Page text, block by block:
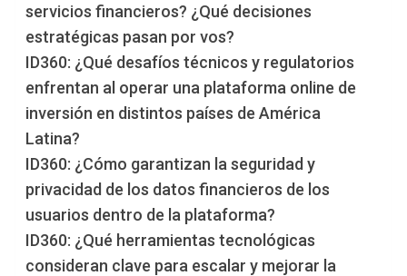
servicios financieros? ¿Qué decisiones
estratégicas pasan por vos?
ID360: ¿Qué desafíos técnicos y regulatorios
enfrentan al operar una plataforma online de
inversión en distintos países de América
Latina?
ID360: ¿Cómo garantizan la seguridad y
privacidad de los datos financieros de los
usuarios dentro de la plataforma?
ID360: ¿Qué herramientas tecnológicas
consideran clave para escalar y mejorar la